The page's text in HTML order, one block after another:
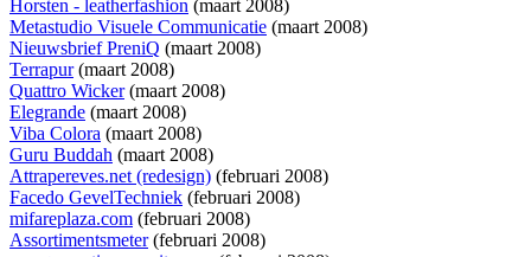
Horsten - leatherfashion (maart 2008)
Metastudio Visuele Communicatie (maart 2008)
Nieuwsbrief PreniQ (maart 2008)
Terrapur(maart 2008)
Quattro Wicker(maart 2008)
Elegrande (maart 2008)
Viba Colora (maart 2008)
Guru Buddah (maart 2008)
Attrapereves.net (redesign) (februari 2008)
Facedo GevelTechniek (februari 2008)
mifareplaza.com (februari 2008)
Assortimentsmeter(februari 2008)